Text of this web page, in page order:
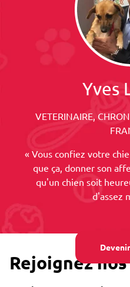
Yves
VETERINAIRE,
« Vous confiez votre
que ça, donner son
qu'un chien soit
d'assez
Rejoignez